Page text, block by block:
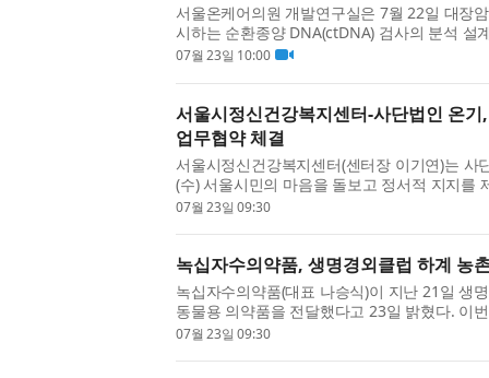
서울온케어의원 개발연구실은 7월 22일 대장
시하는 순환종양 DNA(ctDNA) 검사의 분석 설
나노포어 시퀀서와 자체 인공지능(AI)을 결합
07월 23일 10:00
서울시정신건강복지센터-사단법인 온
업무협약 체결
서울시정신건강복지센터(센터장 이기연)는 사
(수) 서울시민의 마음을 돌보고 정서적 지지를
결했다고 밝혔다. 이번 협약은 일상 속 스트레
07월 23일 09:30
녹십자수의약품, 생명경외클럽 하계 농
녹십자수의약품(대표 나승식)이 지난 21일 생
동물용 의약품을 전달했다고 23일 밝혔다. 이
일부터 10일까지 충청남도 홍성군 결성면에서
07월 23일 09:30